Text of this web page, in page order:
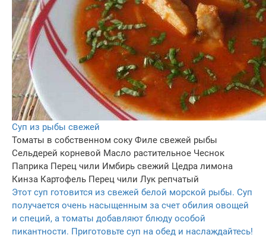
Суп из рыбы свежей
Томаты в собственном соку Филе свежей рыбы
Сельдерей корневой Масло растительное Чеснок
Паприка Перец чили Имбирь свежий Цедра лимона
Кинза Картофель Перец чили Лук репчатый
Этот суп готовится из свежей белой морской рыбы. Суп
получается очень насыщенным за счет обилия овощей
и специй, а томаты добавляют блюду особой
пикантности. Приготовьте суп на обед и наслаждайтесь!